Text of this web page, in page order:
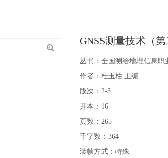
GNSS测量技术（
丛书： 全国测绘地理信息职
作者：杜玉柱 主编
版次：2-3
开本：16
页数：265
千字数：364
装帧方式：特殊